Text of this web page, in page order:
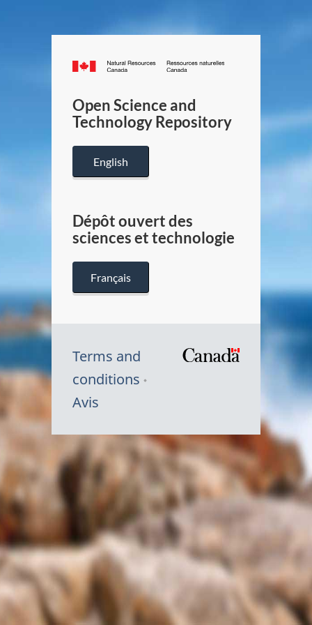
Canada.ca
/
Canada
Open Science and
Technology Repository
English
Dépôt ouvert des
sciences et technologie
Français
Terms and
conditions
Avis
Symbole
du
Canada